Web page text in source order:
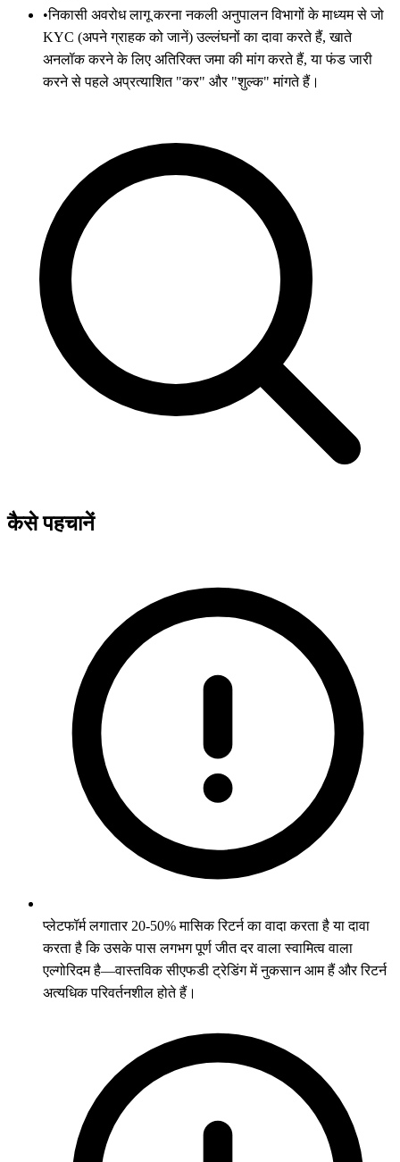
•निकासी अवरोध लागू करना नकली अनुपालन विभागों के माध्यम से जो
KYC (अपने ग्राहक को जानें) उल्लंघनों का दावा करते हैं, खाते
अनलॉक करने के लिए अतिरिक्त जमा की मांग करते हैं, या फंड जारी
करने से पहले अप्रत्याशित "कर" और "शुल्क" मांगते हैं।
कैसे पहचानें
प्लेटफॉर्म लगातार 20-50% मासिक रिटर्न का वादा करता है या दावा
करता है कि उसके पास लगभग पूर्ण जीत दर वाला स्वामित्व वाला
एल्गोरिदम है—वास्तविक सीएफडी ट्रेडिंग में नुकसान आम हैं और रिटर्न
अत्यधिक परिवर्तनशील होते हैं।